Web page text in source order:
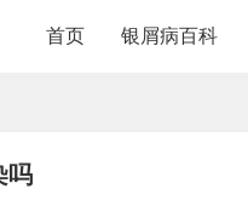
首页 银屑病百科
吗